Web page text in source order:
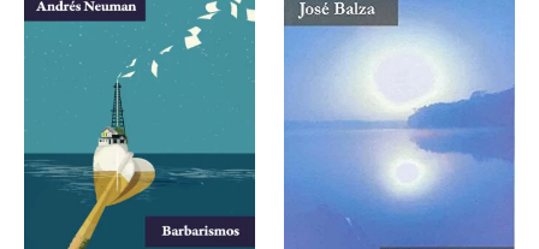
Fantasía
Historia Horror Literatura infantil